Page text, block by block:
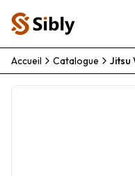
Accueil Catalogue Jitsu